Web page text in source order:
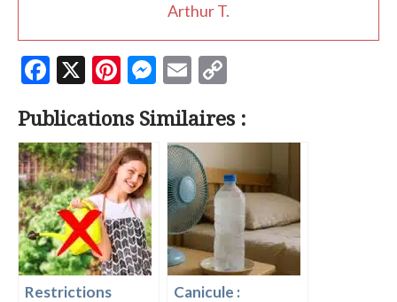
Arthur T.
F
e
b
o
o
k
X
Pi
er
es
t
M
se
n
g
er
E
ai
l
p
y
Li
k
Publications Similaires :
Restrictions
Canicule :